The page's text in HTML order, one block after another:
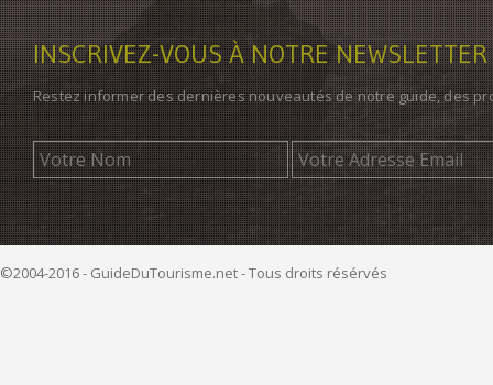
INSCRIVEZ-VOUS À NOTRE NEWSLETTER
Restez informer des dernières nouveautés de notre guide, des
©2004-2016 - GuideDuTourisme.net - Tous droits résérvés